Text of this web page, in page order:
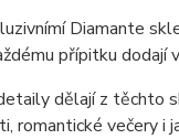
Diamante
přípitku dodají
dělají z
večery i